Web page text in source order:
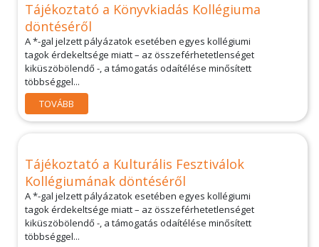
Tájékoztató a Könyvkiadás Kollégiuma
döntéséről
A *-gal jelzett pályázatok esetében egyes kollégiumi
tagok érdekeltsége miatt – az összeférhetetlenséget
kiküszöbölendő -, a támogatás odaítélése minősített
többséggel...
TOVÁBB
Tájékoztató a Kulturális Fesztiválok
Kollégiumának döntéséről
A *-gal jelzett pályázatok esetében egyes kollégiumi
tagok érdekeltsége miatt – az összeférhetetlenséget
kiküszöbölendő -, a támogatás odaítélése minősített
többséggel...